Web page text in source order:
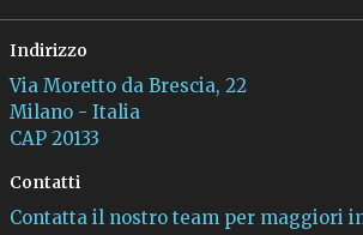
Indirizzo
Via Moretto da Brescia, 22
Milano - Italia
CAP 20133
Contatti
Contatta il nostro team per maggiori